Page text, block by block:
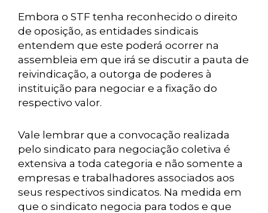
Embora o STF tenha reconhecido o direito
de oposição, as entidades sindicais
entendem que este poderá ocorrer na
assembleia em que irá se discutir a pauta de
reivindicação, a outorga de poderes à
instituição para negociar e a fixação do
respectivo valor.
Vale lembrar que a convocação realizada
pelo sindicato para negociação coletiva é
extensiva a toda categoria e não somente a
empresas e trabalhadores associados aos
seus respectivos sindicatos. Na medida em
que o sindicato negocia para todos e que